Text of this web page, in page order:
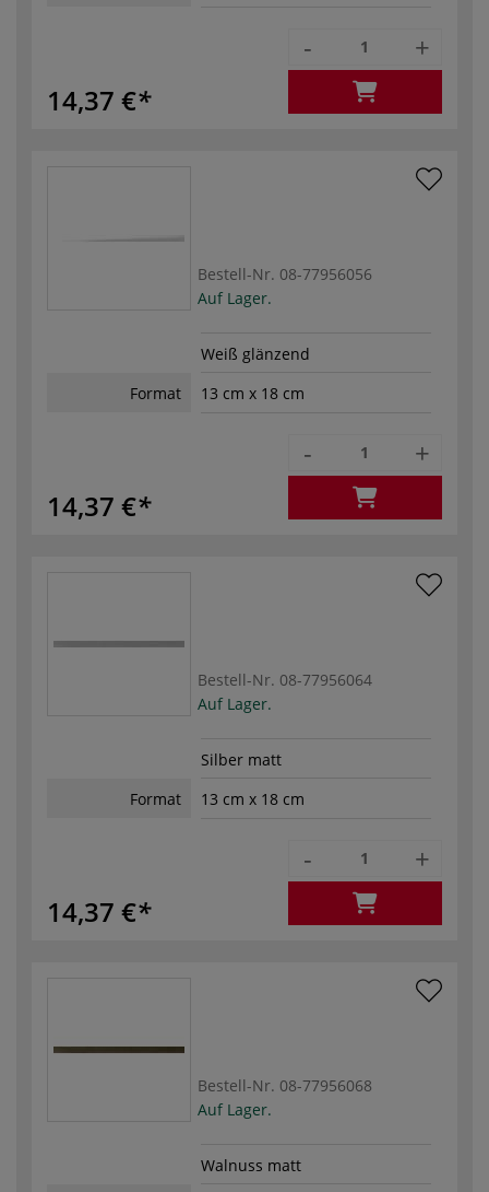
14,37 €
- +
Bestell-Nr. 08-77956056
Auf Lager.
Weiß glänzend
Format
13 cm x 18 cm
14,37 €
- +
Bestell-Nr. 08-77956064
Auf Lager.
Silber matt
Format
13 cm x 18 cm
14,37 €
- +
Bestell-Nr. 08-77956068
Auf Lager.
Walnuss matt